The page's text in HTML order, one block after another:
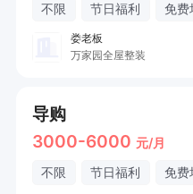
不限 节日福利 免费
娄老板
万家园全屋整装
导购
3000-6000 元/月
不限 节日福利 免费